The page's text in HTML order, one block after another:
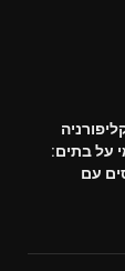
על בתים:
עם